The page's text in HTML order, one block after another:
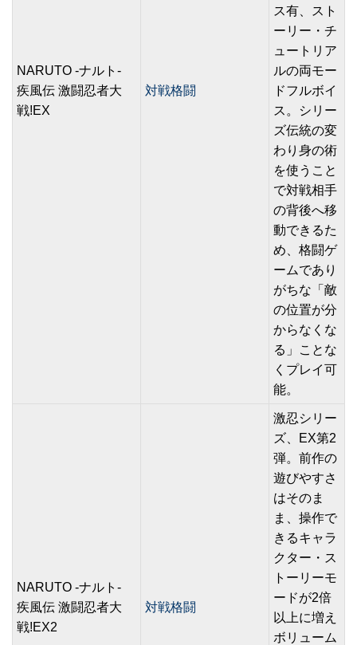
NARUTO -ナルト-
疾風伝 激闘忍者大
戦!EX
対戦格闘
ス有、スト
ーリー・チ
ュートリア
ルの両モー
ドフルボイ
ス。シリー
ズ伝統の変
わり身の術
を使うこと
で対戦相手
の背後へ移
動できるた
め、格闘ゲ
ームであり
がちな「敵
の位置が分
からなくな
る」ことな
くプレイ可
能。
NARUTO -ナルト-
疾風伝 激闘忍者大
戦!EX2
対戦格闘
激忍シリー
ズ、EX第2
弾。前作の
遊びやすさ
はそのま
ま、操作で
きるキャラ
クター・ス
トーリーモ
ードが2倍
以上に増え
ボリューム